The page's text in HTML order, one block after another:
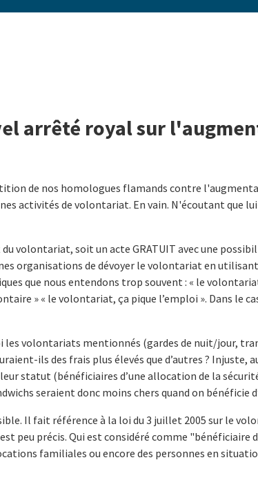
arrêté royal sur
de nos homologues flamands contre
activités de volontariat. En vain. N'écoutant que
volontariat, soit un acte GRATUIT avec une
organisations de dévoyer le volontariat en
que nous entendons trop souvent : « le volontariat
» « le volontariat, ça pique l’emploi ». Dans le
les volontariats mentionnés (gardes de nuit/jour,
ils des frais plus élevés que d’autres ? Injuste,
statut (bénéficiaires d’une allocation de la
seraient donc moins chers quand on bénéficie
Il fait référence à la loi du 3 juillet 2005 sur le
peu précis. Qui est considéré comme "bénéficiaire
familiales ou encore des personnes en